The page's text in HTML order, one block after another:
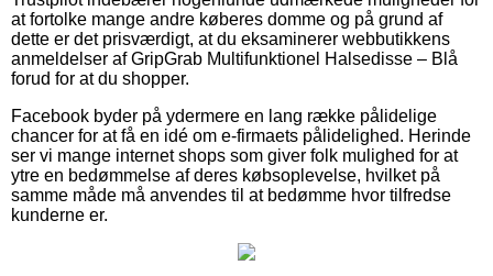
at fortolke mange andre køberes domme og på grund af
dette er det prisværdigt, at du eksaminerer webbutikkens
anmeldelser af GripGrab Multifunktionel Halsedisse – Blå
forud for at du shopper.
Facebook byder på ydermere en lang række pålidelige
chancer for at få en idé om e-firmaets pålidelighed. Herinde
ser vi mange internet shops som giver folk mulighed for at
ytre en bedømmelse af deres købsoplevelse, hvilket på
samme måde må anvendes til at bedømme hvor tilfredse
kunderne er.